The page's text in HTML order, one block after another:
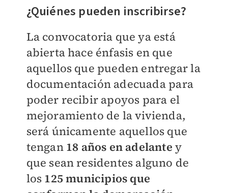
¿Quiénes pueden inscribirse?
La convocatoria que ya está
abierta hace énfasis en que
aquellos que pueden entregar la
documentación adecuada para
poder recibir apoyos para el
mejoramiento de la vivienda,
será únicamente aquellos que
tengan 18 años en adelante y
que sean residentes alguno de
los 125 municipios que